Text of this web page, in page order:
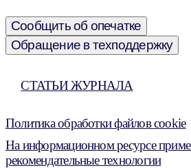
Сообщить об опечатке
Обращение в техподдержку
СТАТЬИ ЖУРНАЛА
Политика обработки файлов cookie
На информационном ресурсе
рекомендательные технологии